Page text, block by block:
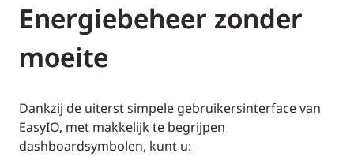
Energiebeheer zonder
moeite
Dankzij de uiterst simpele gebruikersinterface van
EasyIO, met makkelijk te begrijpen
dashboardsymbolen, kunt u: